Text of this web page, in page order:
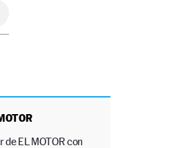
EL MOTOR con